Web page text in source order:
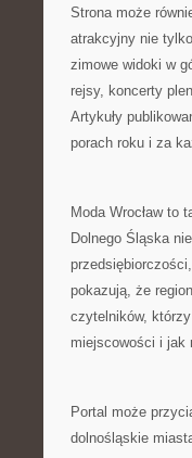
Strona może
atrakcyjny nie
zimowe widoki w
rejsy, koncerty
Artykuły
porach roku i za
Moda Wrocław to
Dolnego Śląska
pokazują, że
czytelników,
miejscowości i jak
Portal może
dolnośląskie